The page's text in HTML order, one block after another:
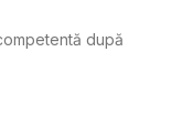
după